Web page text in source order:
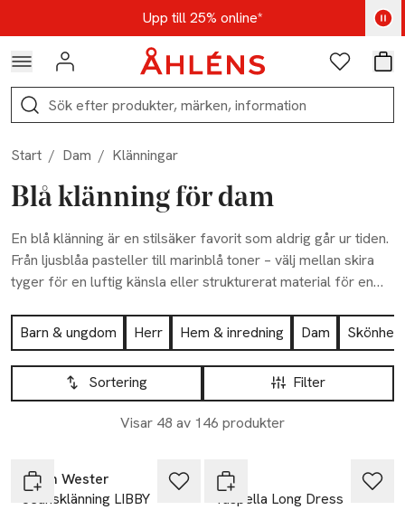
Hoppa till navigationsmenynUpp till 25% online*
Kod: AUG25 - Shoppa nu
Logga in Favoriter
Sök
Start / Dam / Klänningar
Blå klänning för dam
En blå klänning är en stilsäker favorit som aldrig går ur tiden.
Från ljusblåa pasteller till marinblå toner – välj mellan skira
tyger för en luftig känsla eller strukturerat material för en
Hoppa till produktsidan
Barn & ungdom Herr Hem & inredning Dam
Skönhet
Hoppa till produktsidan
Filter
Sortering
Visar 48 av 146 produkter
Lista över produkter
Carin Wester
Jeansklänning LIBBY
YAS
Yaspella Long Dress